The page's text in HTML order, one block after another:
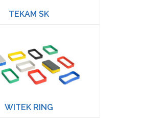
TEKAM SK
WITEK RING